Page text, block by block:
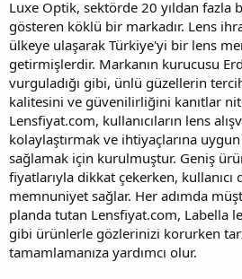
Luxe Optik, sektörde 20 yıldan fazla
gösteren köklü bir markadır. Lens
ülkeye ulaşarak Türkiye'yi bir lens
getirmişlerdir. Markanın kurucusu
vurguladığı gibi, ünlü güzellerin
kalitesini ve güvenilirliğini kanıtlar
Lensfiyat.com, kullanıcıların lens
kolaylaştırmak ve ihtiyaçlarına
sağlamak için kurulmuştur. Geniş
fiyatlarıyla dikkat çekerken,
memnuniyet sağlar. Her adımda
planda tutan Lensfiyat.com, Labella
gibi ürünlerle gözlerinizi korurken
tamamlamanıza yardımcı olur.